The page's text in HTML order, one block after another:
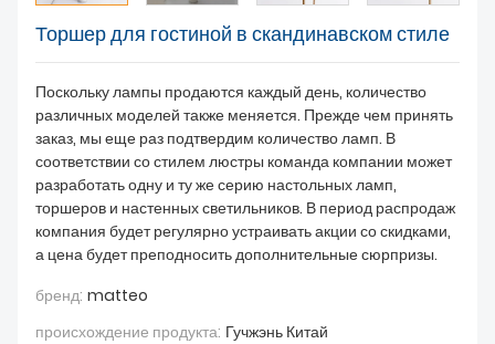
Торшер для гостиной в скандинавском стиле
Поскольку лампы продаются каждый день, количество
различных моделей также меняется. Прежде чем принять
заказ, мы еще раз подтвердим количество ламп. В
соответствии со стилем люстры команда компании может
разработать одну и ту же серию настольных ламп,
торшеров и настенных светильников. В период распродаж
компания будет регулярно устраивать акции со скидками,
а цена будет преподносить дополнительные сюрпризы.
бренд: matteo
происхождение продукта: Гучжэнь Китай